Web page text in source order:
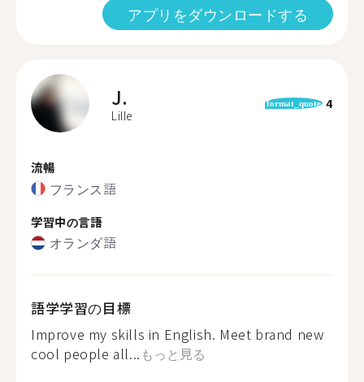
アプリをダウンロードする
J.
Lille
format_quote 4
流暢
フランス語
学習中の言語
オランダ語
語学学習の目標
Improve my skills in English. Meet brand new
cool people all... もっと見る